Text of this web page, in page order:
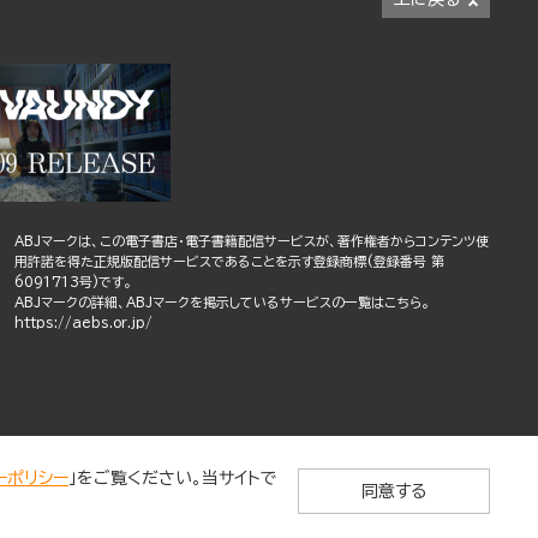
ABJマークは、この電子書店・電子書籍配信サービスが、著作権者からコンテンツ使
用許諾を得た正規版配信サービスであることを示す登録商標(登録番号 第
6091713号)です。
ABJマークの詳細、ABJマークを掲示しているサービスの一覧はこちら。
https://aebs.or.jp/
ポリシー 」をご覧ください。当サイトで
同意する